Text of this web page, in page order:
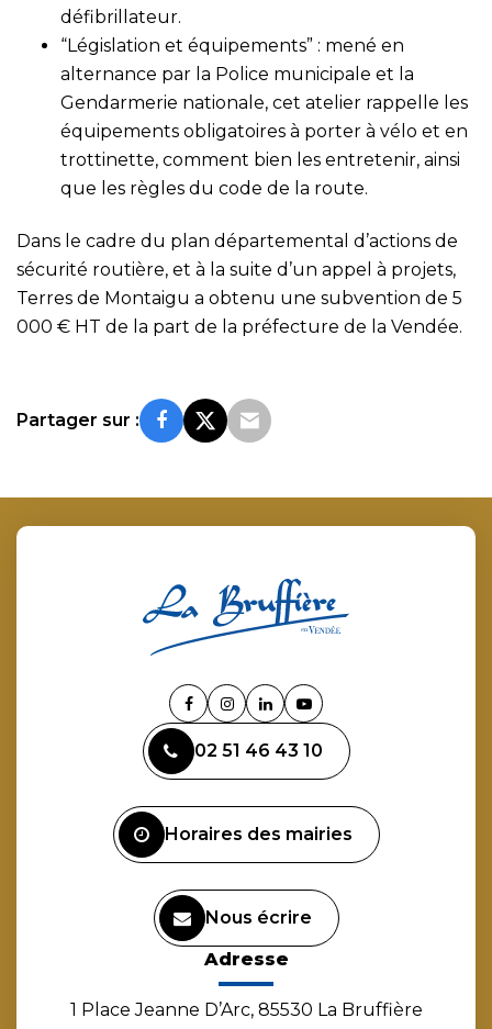
défibrillateur.
“Législation et équipements” : mené en
alternance par la Police municipale et la
Gendarmerie nationale, cet atelier rappelle les
équipements obligatoires à porter à vélo et en
trottinette, comment bien les entretenir, ainsi
que les règles du code de la route.
Dans le cadre du plan départemental d’actions de
sécurité routière, et à la suite d’un appel à projets,
Terres de Montaigu a obtenu une subvention de 5
000 € HT de la part de la préfecture de la Vendée.
Partager sur :
Lien
vers
le
compte
Lien
le
compte
Lien
le
compte
Lien
la
chaîne
02 51 46 43 10
Horaires des mairies
Nous écrire
Adresse
1 Place Jeanne D’Arc, 85530 La Bruffière